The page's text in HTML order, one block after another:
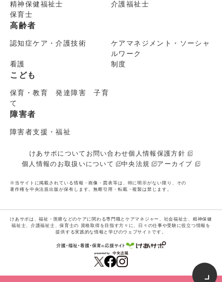
精神保健福祉士
介護福祉士
保育士
高齢者
認知症ケア・介護技術
ケアマネジメント・ソーシャ
ルワーク
看護
制度
こども
保育・教育 発達障害 子育
て
障害者
障害者支援・福祉
けあサポについて お問い合わせ個人情報保護方針
個人情報のお取扱いについて
中央法規 アーカイブ
※当サイトに掲載されている情報・画像・図表等は、特に明示がない限り、その
著作権を中央法規出版が保有します。無断引用・転載・複製は禁じます。
けあサポは、福祉・医療などのケアに関わる専門職とケアマネジャー、社会福祉士、精神保健
福祉士、介護福祉士、保育士の 資格取得を目指す方々に、日々の仕事や受験に役立つ情報を
提供する実践的な情報と学びのウェブサイトです。